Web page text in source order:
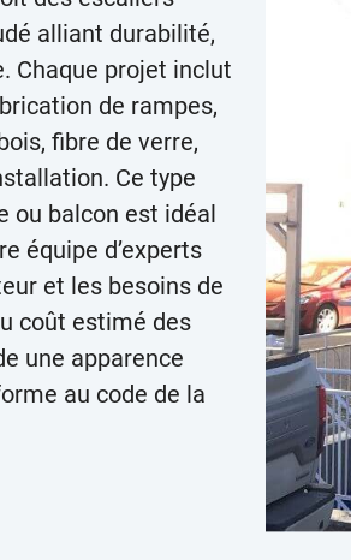
alliant durabilité,
Chaque projet inclut
de rampes,
fibre de verre,
Ce type
ou balcon est idéal
équipe d’experts
et les besoins de
coût estimé des
une apparence
au code de la